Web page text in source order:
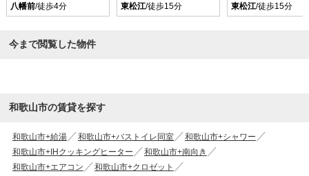
八幡前/徒歩4分
東松江/徒歩15分
東松江/徒歩15分
今まで閲覧した物件
和歌山市の賃貸を探す
和歌山市+給湯 和歌山市+バストイレ同室
和歌山市+シャワー
和歌山市+IHクッキングヒーター
和歌山市+南向き
和歌山市+エアコン
和歌山市+クロゼット